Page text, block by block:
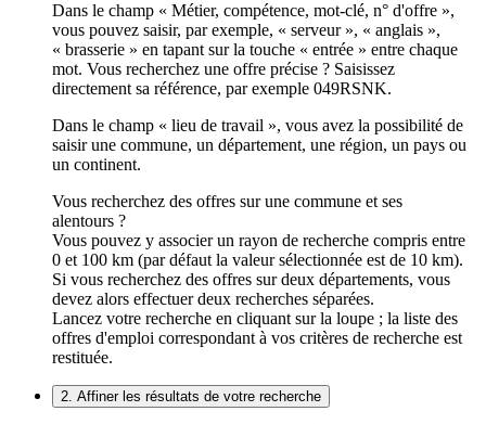
Dans le champ « Métier, compétence, mot-clé, n° d'offre »,
vous pouvez saisir, par exemple, « serveur », « anglais »,
« brasserie » en tapant sur la touche « entrée » entre chaque
mot. Vous recherchez une offre précise ? Saisissez
directement sa référence, par exemple 049RSNK.
Dans le champ « lieu de travail », vous avez la possibilité de
saisir une commune, un département, une région, un pays ou
un continent.
Vous recherchez des offres sur une commune et ses
alentours ?
Vous pouvez y associer un rayon de recherche compris entre
0 et 100 km (par défaut la valeur sélectionnée est de 10 km).
Si vous recherchez des offres sur deux départements, vous
devez alors effectuer deux recherches séparées.
Lancez votre recherche en cliquant sur la loupe ; la liste des
offres d'emploi correspondant à vos critères de recherche est
restituée.
2. Affiner les résultats de votre recherche